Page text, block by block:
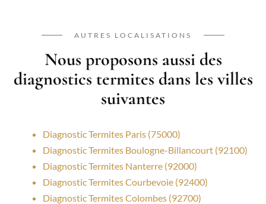
AUTRES LOCALISATIONS
Nous proposons aussi des
diagnostics termites dans les villes
suivantes
Diagnostic Termites Paris (75000)
Diagnostic Termites Boulogne-Billancourt (92100)
Diagnostic Termites Nanterre (92000)
Diagnostic Termites Courbevoie (92400)
Diagnostic Termites Colombes (92700)